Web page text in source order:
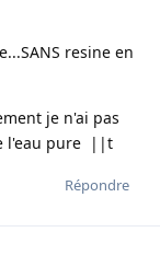
resine en
je n'ai pas
l'eau pure ||t
Répondre